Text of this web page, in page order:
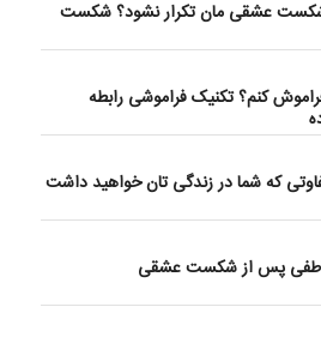
عشقی مان تکرار نشود؟ شکست
کنم؟ تکنیک فراموشی رابطه
پس از شکست عشقی